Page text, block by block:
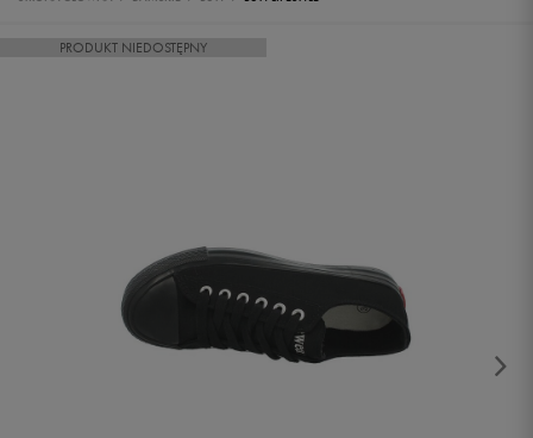
PRODUKT NIEDOSTĘPNY